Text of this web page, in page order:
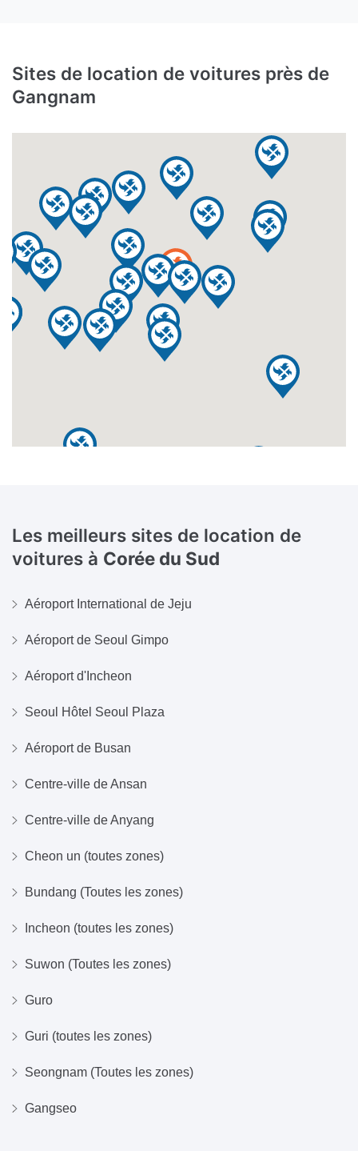
Sites de location de voitures près de
Gangnam
Les meilleurs sites de location de
voitures à Corée du Sud
Aéroport International de Jeju
Aéroport de Seoul Gimpo
Aéroport d'Incheon
Seoul Hôtel Seoul Plaza
Aéroport de Busan
Centre-ville de Ansan
Centre-ville de Anyang
Cheon un (toutes zones)
Bundang (Toutes les zones)
Incheon (toutes les zones)
Suwon (Toutes les zones)
Guro
Guri (toutes les zones)
Seongnam (Toutes les zones)
Gangseo